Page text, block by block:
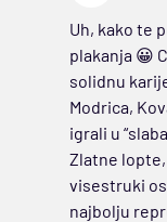
Uh, kako te
plakanja 😀
solidnu
Modrica,
igrali u
Zlatne
visestruki
najbolju